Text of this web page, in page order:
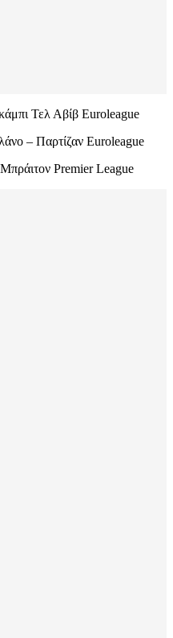
Τελ Αβίβ Euroleague
– Παρτίζαν Euroleague
Premier League